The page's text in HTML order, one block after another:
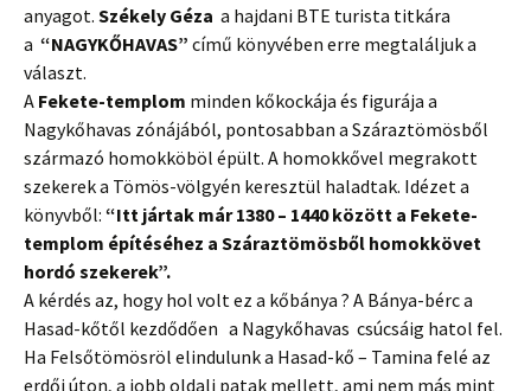
anyagot. Székely Géza a hajdani BTE turista titkára
a “NAGYKŐHAVAS” című könyvében erre megtaláljuk a
választ.
A Fekete-templom minden kőkockája és figurája a
Nagykőhavas zónájából, pontosabban a Száraztömösből
származó homokköböl épült. A homokkővel megrakott
szekerek a Tömös-völgyén keresztül haladtak. Idézet a
könyvből: “Itt jártak már 1380 – 1440 között a Fekete-
templom építéséhez a Száraztömösből homokkövet
hordó szekerek”.
A kérdés az, hogy hol volt ez a kőbánya ? A Bánya-bérc a
Hasad-kőtől kezdődően a Nagykőhavas csúcsáig hatol fel.
Ha Felsőtömösröl elindulunk a Hasad-kő – Tamina felé az
erdői úton, a jobb oldali patak mellett, ami nem más mint